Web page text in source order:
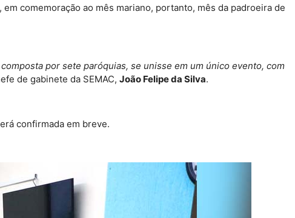
comemoração ao mês mariano, portanto, mês da padroeira de
por sete paróquias, se unisse em um único evento, com
de gabinete da SEMAC, João Felipe da Silva.
confirmada em breve.